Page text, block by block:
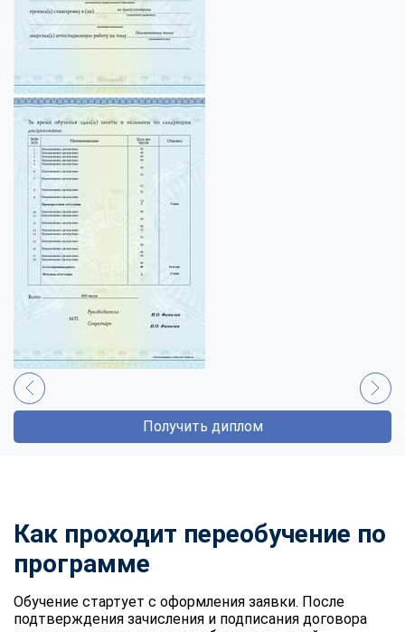
Получить диплом
Как проходит переобучение по
программе
Обучение стартует с оформления заявки. После
подтверждения зачисления и подписания договора